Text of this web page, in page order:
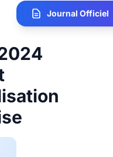
Journal Officiel